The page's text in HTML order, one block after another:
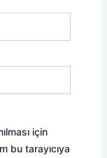
için
bu tarayıcıya